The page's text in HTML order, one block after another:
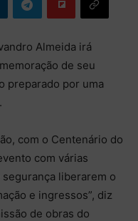
Almeida irá
de seu
preparado por uma
com o Centenário do
com várias
liberarem o
e ingressos”, diz
de obras do